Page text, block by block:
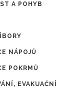
A POHYB
NÁPOJŮ
POKRMŮ
EVAKUAČNÍ